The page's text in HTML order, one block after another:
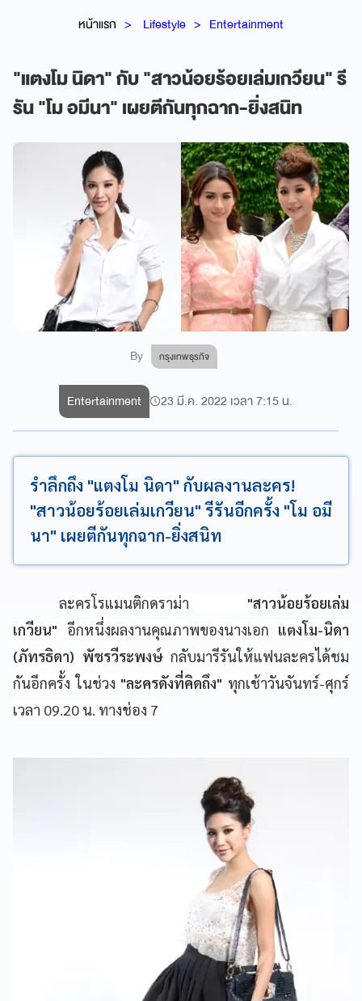
หน้าแรก Lifestyle Entertainment
"แตงโม นิดา" กับ "สาวน้อยร้อยเล่มเกวียน" รี
รัน "โม อมีนา" เผยตีกันทุกฉาก-ยิ่งสนิท
By กรุงเทพธุรกิจ
Entertainment 23 มี.ค. 2022 เวลา 7:15 น.
รำลึกถึง "แตงโม นิดา" กับผลงานละคร!
"สาวน้อยร้อยเล่มเกวียน" รีรันอีกครั้ง "โม อมี
นา" เผยตีกันทุกฉาก-ยิ่งสนิท
ละครโรแมนติกดราม่า "สาวน้อยร้อยเล่ม
เกวียน" อีกหนึ่งผลงานคุณภาพของนางเอก แตงโม-นิดา
(ภัทรธิดา) พัชรวีระพงษ์กลับมารีรันให้แฟนละครได้ชม
กันอีกครั้ง ในช่วง "ละครดังที่คิดถึง" ทุกเช้าวันจันทร์-ศุกร์
เวลา 09.20 น. ทางช่อง 7